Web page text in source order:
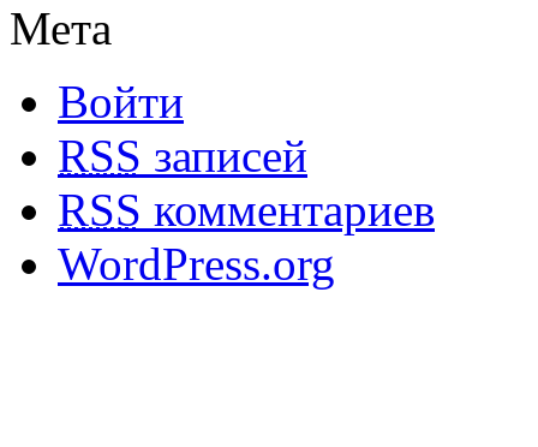
Мета
Войти
RSS записей
RSS комментариев
WordPress.org